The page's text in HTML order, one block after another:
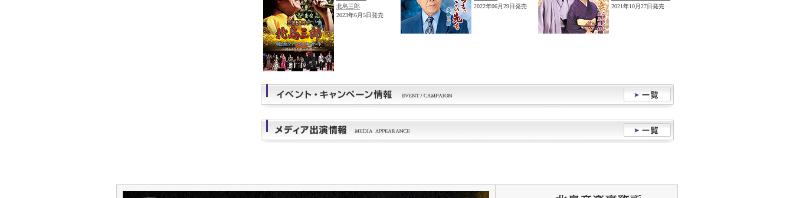
北島三郎
2023年6月5日発売
2022年06月29日発売
2021年10月27日発売